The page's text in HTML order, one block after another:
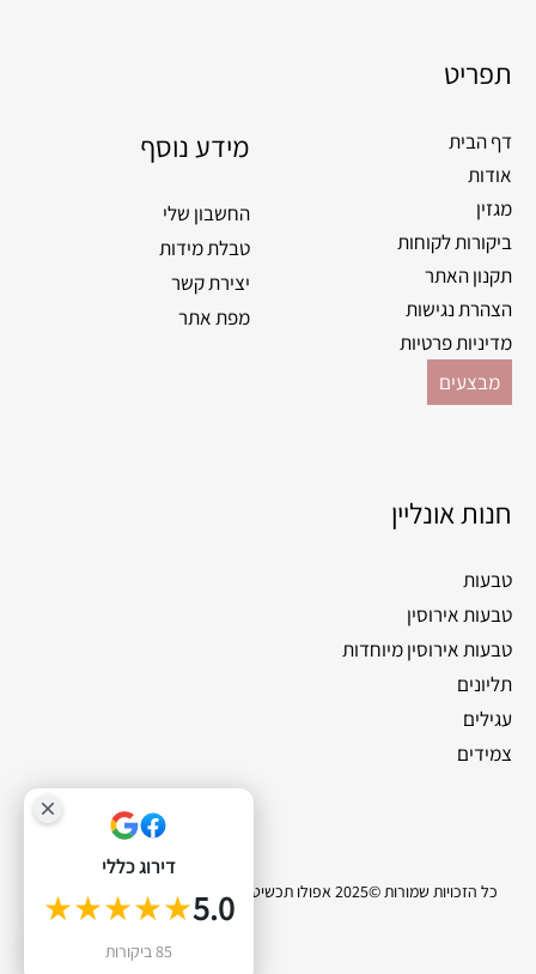
b
o
k
a
r
a
m
תפריט
דף הבית
אודות
מגזין
ביקורות לקוחות
תקנון האתר
הצהרת נגישות
מדיניות פרטיות
מבצעים
מידע נוסף
החשבון שלי
טבלת מידות
יצירת קשר
מפת אתר
חנות אונליין
טבעות
טבעות אירוסין
טבעות אירוסין מיוחדות
תליונים
עגילים
צמידים
כל הזכויות שמורות ©2025 אפולו תכשיטי יהלומים | סייטלינקס קידום אתרים
דירוג כללי
5.0
★★★★★
85 ביקורות